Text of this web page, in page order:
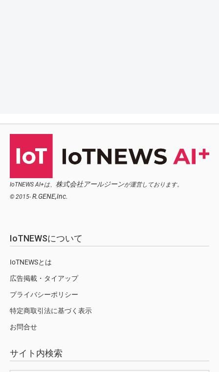
IoTNEWS AI+は、 株式会社アールジーンが運営しております。
© 2015- R.GENE,Inc.
IoTNEWSについて
IoTNEWSとは
広告掲載・タイアップ
プライバシーポリシー
特定商取引法に基づく表示
お問合せ
サイト内検索